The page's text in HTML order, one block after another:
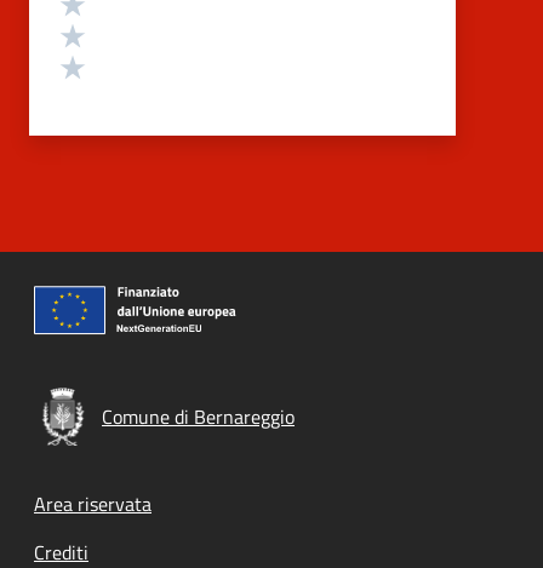
Comune di Bernareggio
Footer menu
Area riservata
Crediti